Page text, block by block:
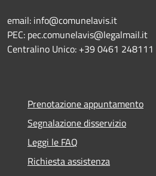
email: info@comunelavis.it
PEC: pec.comunelavis@legalmail.it
Centralino Unico: +39 0461 248111
Prenotazione appuntamento
Segnalazione disservizio
Leggi le FAQ
Richiesta assistenza